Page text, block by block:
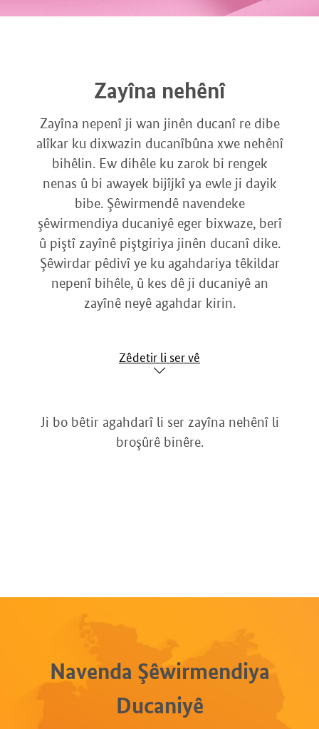
Zayîna nehênî
Zayîna nepenî ji wan jinên ducanî re dibe
alîkar ku dixwazin ducanîbûna xwe nehênî
bihêlin. Ew dihêle ku zarok bi rengek
nenas û bi awayek bijîjkî ya ewle ji dayik
bibe. Şêwirmendê navendeke
şêwirmendiya ducaniyê eger bixwaze, berî
û piştî zayînê piştgiriya jinên ducanî dike.
Şêwirdar pêdivî ye ku agahdariya têkildar
nepenî bihêle, û kes dê ji ducaniyê an
zayînê neyê agahdar kirin.
Zêdetir li ser vê
Ji bo bêtir agahdarî li ser zayîna nehênî li
broşûrê binêre.
Navenda Şêwirmendiya
Ducaniyê